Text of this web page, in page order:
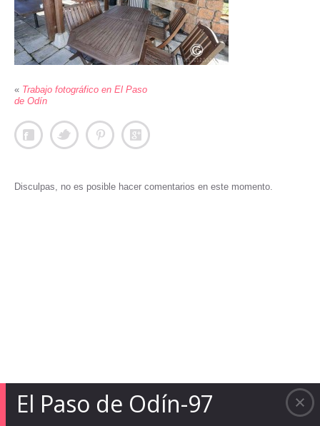
El Paso de Odín-97
« Trabajo fotográfico en El Paso
de Odín
Disculpas, no es posible hacer comentarios en este momento.